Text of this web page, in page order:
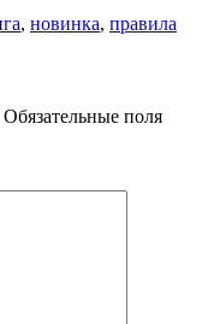
, новинка, правила
Обязательные поля